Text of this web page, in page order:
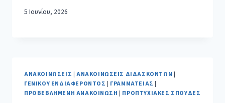
5 Ιουνίου, 2026
ΑΝΑΚΟΙΝΏΣΕΙΣ | ΑΝΑΚΟΙΝΏΣΕΙΣ ΔΙΔΑΣΚΌΝΤΩΝ |
ΓΕΝΙΚΟΎ ΕΝΔΙΑΦΈΡΟΝΤΟΣ | ΓΡΑΜΜΑΤΕΊΑΣ |
ΠΡΟΒΕΒΛΗΜΈΝΗ ΑΝΑΚΟΊΝΩΣΗ | ΠΡΟΠΤΥΧΙΑΚΈΣ ΣΠΟΥΔΈΣ